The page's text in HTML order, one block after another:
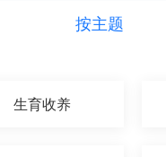
按主题
生育收养